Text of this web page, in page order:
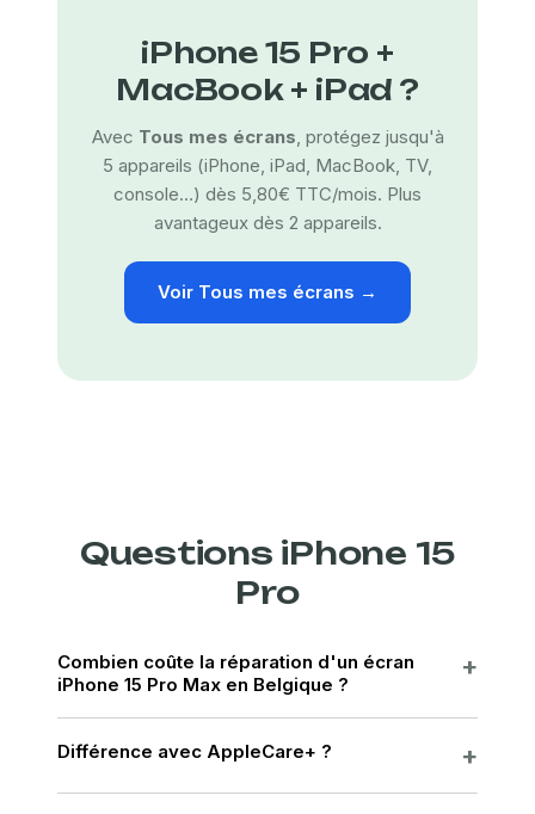
iPhone 15 Pro +
MacBook + iPad ?
Avec Tous mes écrans, protégez jusqu'à
5 appareils (iPhone, iPad, MacBook, TV,
console…) dès 5,80€ TTC/mois. Plus
avantageux dès 2 appareils.
Voir Tous mes écrans →
Questions iPhone 15
Pro
Combien coûte la réparation d'un écran
iPhone 15 Pro Max en Belgique ?
Différence avec AppleCare+ ?